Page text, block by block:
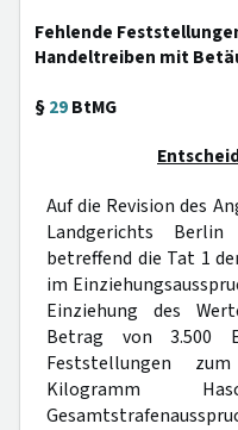
Fehlende
Handeltreiben mit
§29BtMG
Auf die Revision des
Landgerichts
betreffend die Tat 1
im
Einziehung des
Betrag von 3.500
Feststellungen
Kilogramm